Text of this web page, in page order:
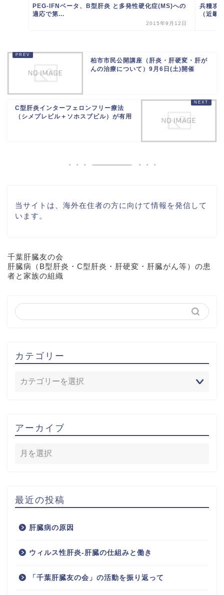
PEG-IFNベータ、B型肝炎 と多発性硬化症(MS)への
適応で第...
2015年9月12日
兵糧攻
（近畿
柏市市民公開講座（肝炎・肝硬変・肝が
んの治療について）9月6日(土)開催
C型肝炎インターフェロンフリー療法
（シメプレビル＋ソホスブビル）が有用
当サイトは、海外在住者の方に向けて情報を発信して
います。
千葉肝臓友の会
肝臓病（B型肝炎・C型肝炎・肝硬変・肝臓がん等）の患
者と家族の組織
カテゴリー
アーカイブ
最近の投稿
肝臓病の原因
ウィルス性肝炎-肝臓の仕組みと働き
「千葉肝臓友の会」の活動を振り返って